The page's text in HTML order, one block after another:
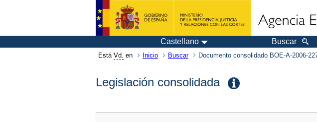
Castellano Buscar
Está Vd. en Inicio Buscar Documento consolidado BOE-A-2006-
Legislación consolidada